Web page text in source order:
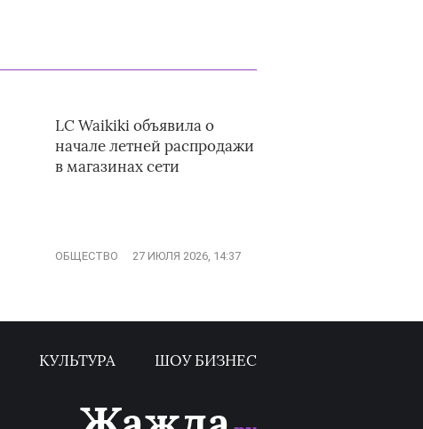
LC Waikiki объявила о
начале летней распродажи
в магазинах сети
ОБЩЕСТВО 27 ИЮЛЯ 2026, 14:37
КУЛЬТУРА ШОУ БИЗНЕС